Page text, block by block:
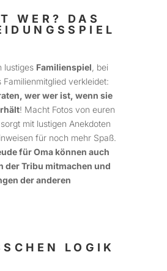
WER? DAS
lustiges Familienspiel , bei
Familienmitglied verkleidet:
wer wer ist, wenn sie
! Macht Fotos von euren
mit lustigen Anekdoten
für noch mehr Spaß.
für Oma können auch
der Tribu mitmachen und
der anderen
LOGIK